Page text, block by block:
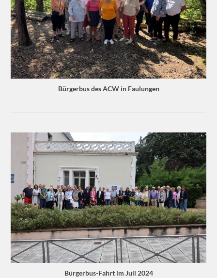
Bürgerbus des ACW in Faulungen
Bürgerbus-Fahrt im Juli 2024